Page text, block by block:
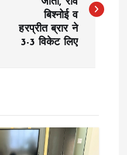
बिश्नोई व
हरप्रीत ब्रार ने
3-3 विकेट लिए